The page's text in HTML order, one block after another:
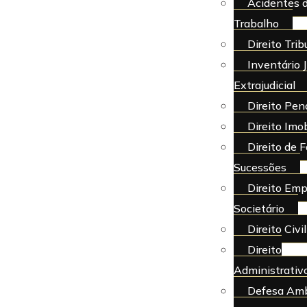
Acidentes
Trabalho
Direito
Inventário
Extrajudicial
Direito
Direito
Direito de
Sucessões
Direito
Societário
Direito Civil
Direito
Defesa